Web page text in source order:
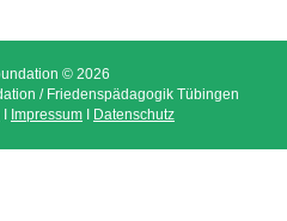
© 2026
/ Friedenspädagogik Tübingen
I Impressum I Datenschutz